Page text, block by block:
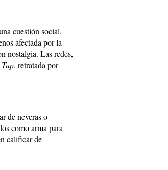
cuestión social.
afectada por la
nostalgia. Las redes,
, retratada por
de neveras o
como arma para
calificar de